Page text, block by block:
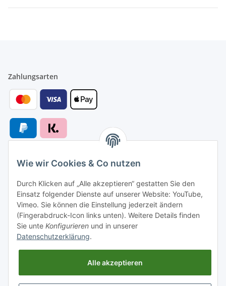
Zahlungsarten
Versandarten
Versand nach
Wie wir Cookies & Co nutzen
Durch Klicken auf „Alle akzeptieren“ gestatten Sie den
Einsatz folgender Dienste auf unserer Website: YouTube,
Vimeo. Sie können die Einstellung jederzeit ändern
(Fingerabdruck-Icon links unten). Weitere Details finden
Sie unte Konfigurieren und in unserer
Datenschutzerklärung.
Alle akzeptieren